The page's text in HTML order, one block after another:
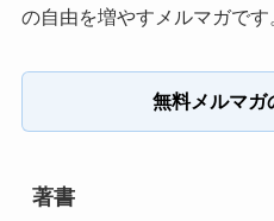
の自由を増やすメルマガです
無料メルマガ
著書